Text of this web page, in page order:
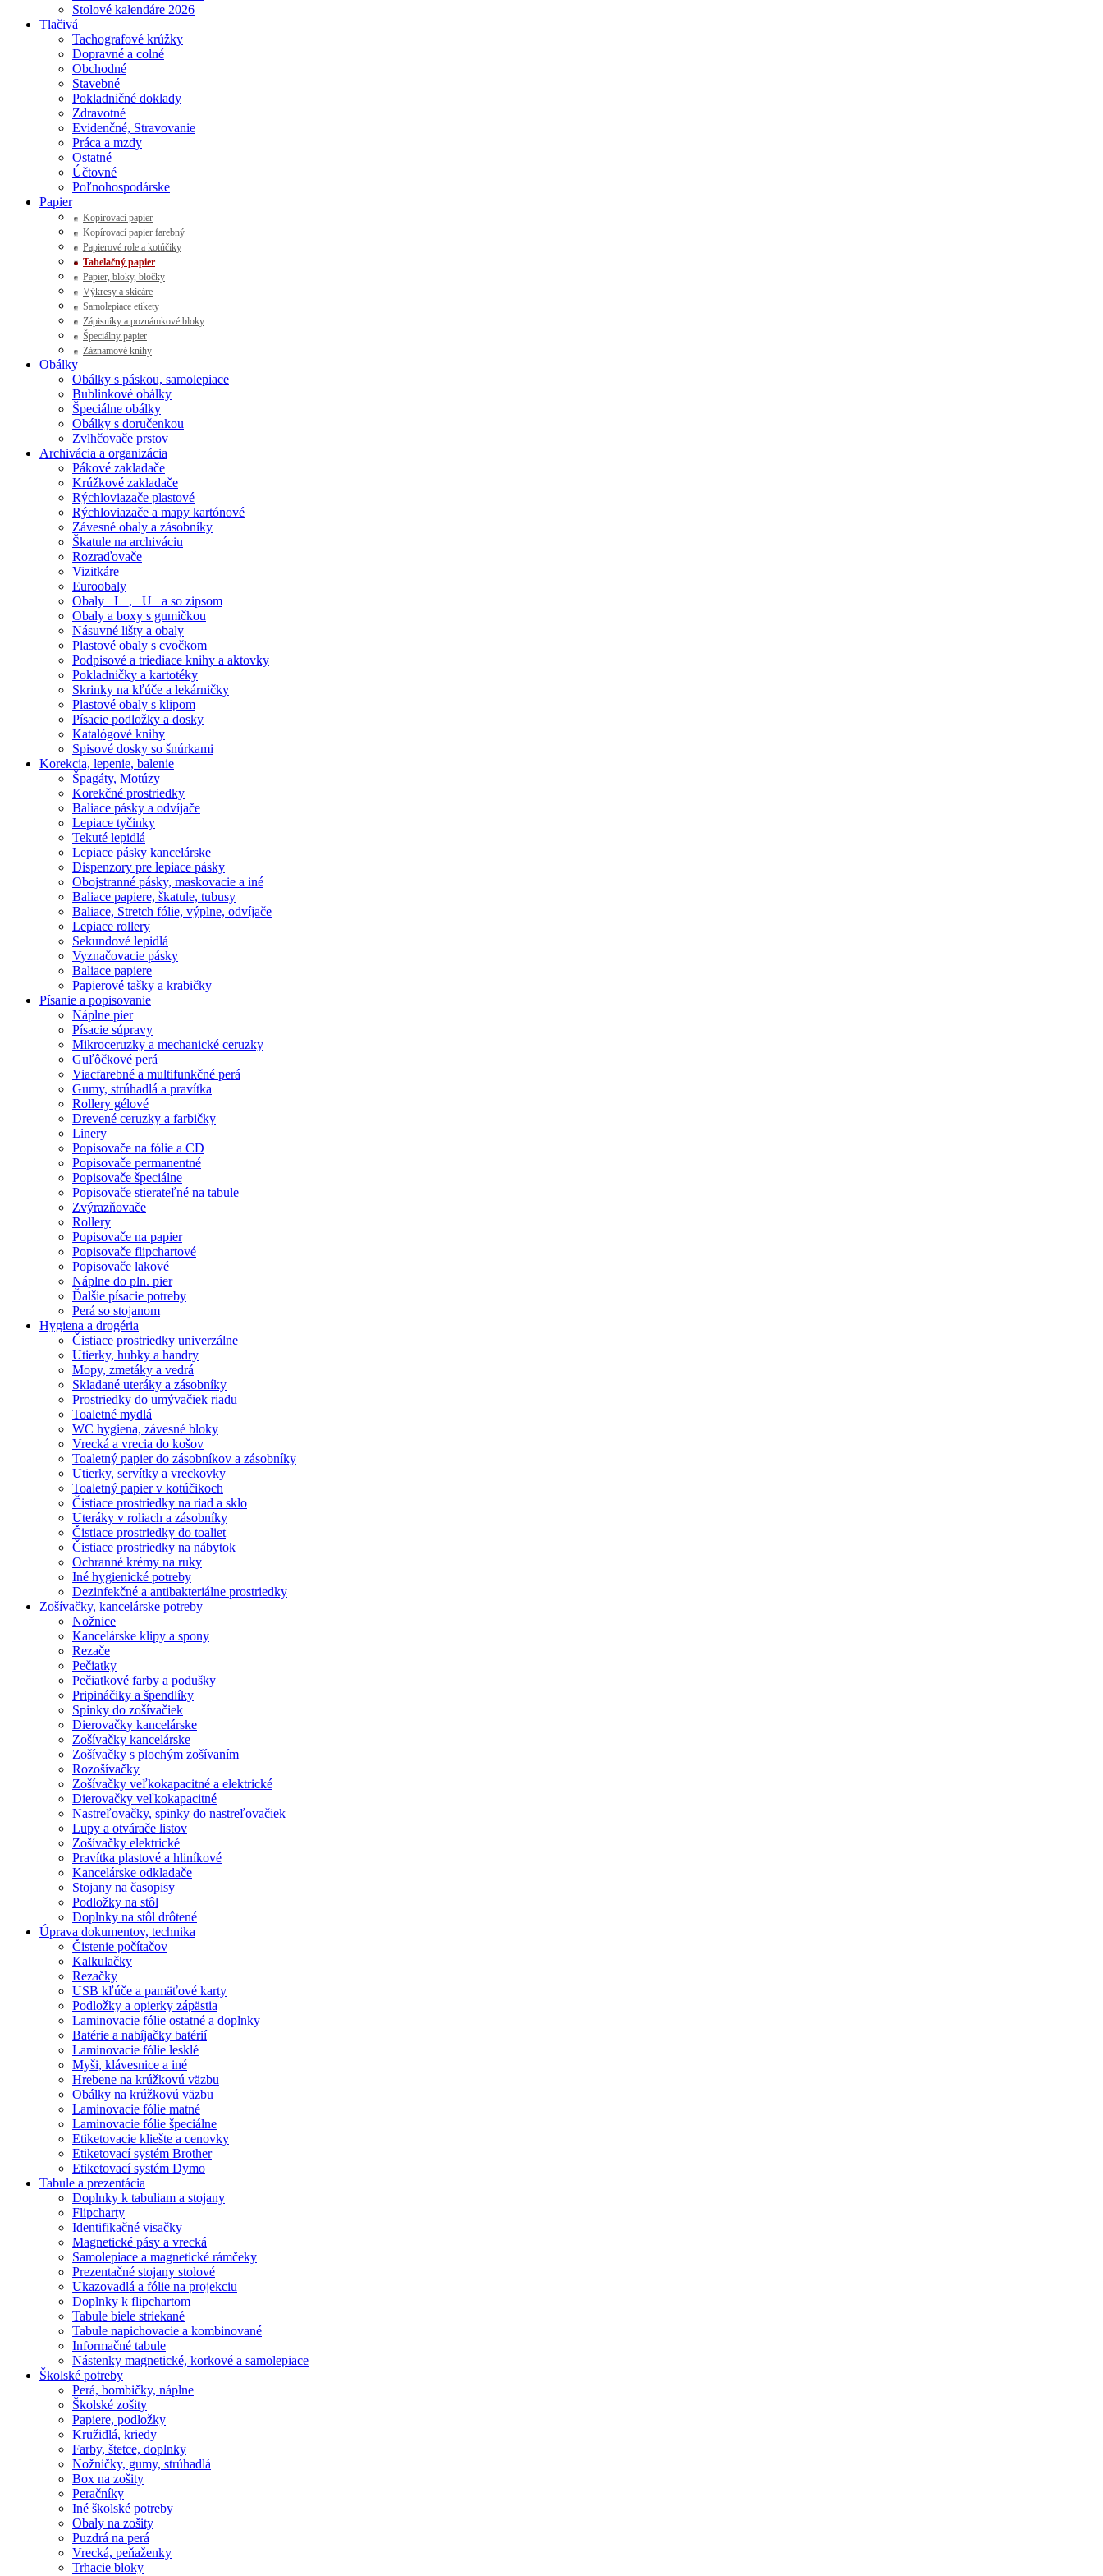
Stolové kalendáre 2026
Tlačivá
Tachografové krúžky
Dopravné a colné
Obchodné
Stavebné
Pokladničné doklady
Zdravotné
Evidenčné, Stravovanie
Práca a mzdy
Ostatné
Účtovné
Poľnohospodárske
Papier
Kopírovací papier
Kopírovací papier farebný
Papierové role a kotúčiky
Tabelačný papier
Papier, bloky, bločky
Výkresy a skicáre
Samolepiace etikety
Zápisníky a poznámkové bloky
Špeciálny papier
Záznamové knihy
Obálky
Obálky s páskou, samolepiace
Bublinkové obálky
Špeciálne obálky
Obálky s doručenkou
Zvlhčovače prstov
Archivácia a organizácia
Pákové zakladače
Krúžkové zakladače
Rýchloviazače plastové
Rýchloviazače a mapy kartónové
Závesné obaly a zásobníky
Škatule na archiváciu
Rozraďovače
Vizitkáre
Euroobaly
Obaly _L_, _U_ a so zipsom
Obaly a boxy s gumičkou
Násuvné lišty a obaly
Plastové obaly s cvočkom
Podpisové a triediace knihy a aktovky
Pokladničky a kartotéky
Skrinky na kľúče a lekárničky
Plastové obaly s klipom
Písacie podložky a dosky
Katalógové knihy
Spisové dosky so šnúrkami
Korekcia, lepenie, balenie
Špagáty, Motúzy
Korekčné prostriedky
Baliace pásky a odvíjače
Lepiace tyčinky
Tekuté lepidlá
Lepiace pásky kancelárske
Dispenzory pre lepiace pásky
Obojstranné pásky, maskovacie a iné
Baliace papiere, škatule, tubusy
Baliace, Stretch fólie, výplne, odvíjače
Lepiace rollery
Sekundové lepidlá
Vyznačovacie pásky
Baliace papiere
Papierové tašky a krabičky
Písanie a popisovanie
Náplne pier
Písacie súpravy
Mikroceruzky a mechanické ceruzky
Guľôčkové perá
Viacfarebné a multifunkčné perá
Gumy, strúhadlá a pravítka
Rollery gélové
Drevené ceruzky a farbičky
Linery
Popisovače na fólie a CD
Popisovače permanentné
Popisovače špeciálne
Popisovače stierateľné na tabule
Zvýrazňovače
Rollery
Popisovače na papier
Popisovače flipchartové
Popisovače lakové
Náplne do pln. pier
Ďalšie písacie potreby
Perá so stojanom
Hygiena a drogéria
Čistiace prostriedky univerzálne
Utierky, hubky a handry
Mopy, zmetáky a vedrá
Skladané uteráky a zásobníky
Prostriedky do umývačiek riadu
Toaletné mydlá
WC hygiena, závesné bloky
Vrecká a vrecia do košov
Toaletný papier do zásobníkov a zásobníky
Utierky, servítky a vreckovky
Toaletný papier v kotúčikoch
Čistiace prostriedky na riad a sklo
Uteráky v roliach a zásobníky
Čistiace prostriedky do toaliet
Čistiace prostriedky na nábytok
Ochranné krémy na ruky
Iné hygienické potreby
Dezinfekčné a antibakteriálne prostriedky
Zošívačky, kancelárske potreby
Nožnice
Kancelárske klipy a spony
Rezače
Pečiatky
Pečiatkové farby a podušky
Pripináčiky a špendlíky
Spinky do zošívačiek
Dierovačky kancelárske
Zošívačky kancelárske
Zošívačky s plochým zošívaním
Rozošívačky
Zošívačky veľkokapacitné a elektrické
Dierovačky veľkokapacitné
Nastreľovačky, spinky do nastreľovačiek
Lupy a otvárače listov
Zošívačky elektrické
Pravítka plastové a hliníkové
Kancelárske odkladače
Stojany na časopisy
Podložky na stôl
Doplnky na stôl drôtené
Úprava dokumentov, technika
Čistenie počítačov
Kalkulačky
Rezačky
USB kľúče a pamäťové karty
Podložky a opierky zápästia
Laminovacie fólie ostatné a doplnky
Batérie a nabíjačky batérií
Laminovacie fólie lesklé
Myši, klávesnice a iné
Hrebene na krúžkovú väzbu
Obálky na krúžkovú väzbu
Laminovacie fólie matné
Laminovacie fólie špeciálne
Etiketovacie kliešte a cenovky
Etiketovací systém Brother
Etiketovací systém Dymo
Tabule a prezentácia
Doplnky k tabuliam a stojany
Flipcharty
Identifikačné visačky
Magnetické pásy a vrecká
Samolepiace a magnetické rámčeky
Prezentačné stojany stolové
Ukazovadlá a fólie na projekciu
Doplnky k flipchartom
Tabule biele striekané
Tabule napichovacie a kombinované
Informačné tabule
Nástenky magnetické, korkové a samolepiace
Školské potreby
Perá, bombičky, náplne
Školské zošity
Papiere, podložky
Kružidlá, kriedy
Farby, štetce, doplnky
Nožničky, gumy, strúhadlá
Box na zošity
Peračníky
Iné školské potreby
Obaly na zošity
Puzdrá na perá
Vrecká, peňaženky
Trhacie bloky